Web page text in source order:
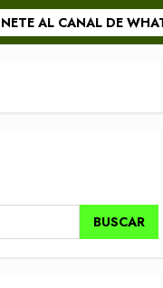
AL CANAL DE
BUSCAR